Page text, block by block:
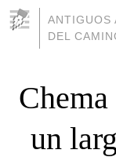
ANTIGUOS
DEL
un